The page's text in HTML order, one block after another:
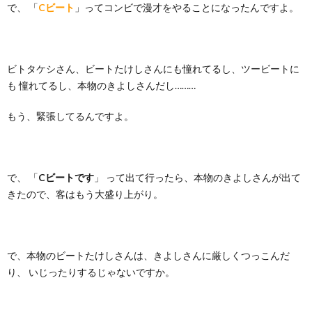
で、 「Cビート 」ってコンビで漫才をやることになったんですよ。
ビトタケシさん、ビートたけしさんにも憧れてるし、ツービートに
も 憧れてるし、本物のきよしさんだし………
もう、緊張してるんですよ。
で、 「Cビートです 」 って出て行ったら、本物のきよしさんが出て
きたので、客はもう大盛り上がり。
で、本物のビートたけしさんは、きよしさんに厳しくつっこんだ
り、 いじったりするじゃないですか。